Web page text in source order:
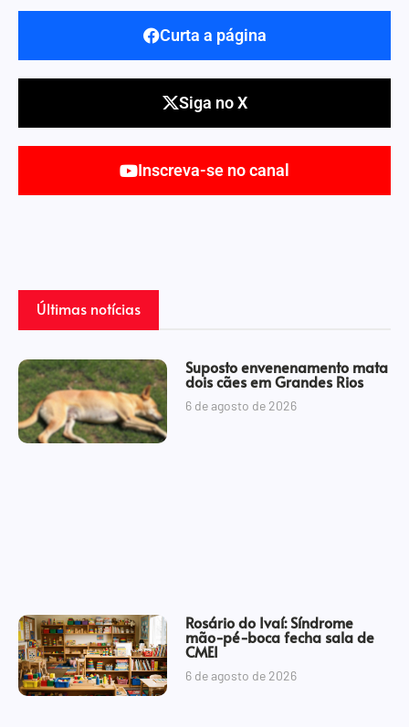
Curta a página
Siga no X
Inscreva-se no canal
Últimas notícias
Suposto envenenamento mata
dois cães em Grandes Rios
6 de agosto de 2026
Rosário do Ivaí: Síndrome
mão-pé-boca fecha sala de
CMEI
6 de agosto de 2026